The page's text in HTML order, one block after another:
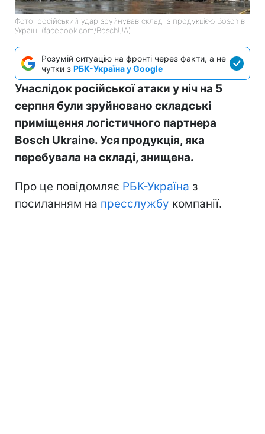
Фото: російський удар зруйнував склад із продукцією Bosch в
Україні (facebook.com/BoschUA)
Розумій ситуацію на фронті через факти, а не
чутки з РБК-Україна у Google
Унаслідок російської атаки у ніч на 5
серпня були зруйновано складські
приміщення логістичного партнера
Bosch Ukraine. Уся продукція, яка
перебувала на складі, знищена.
Про це повідомляє РБК-Україна з
посиланням на пресслужбу компанії.